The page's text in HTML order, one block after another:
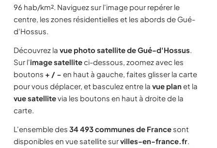
96 hab/km². Naviguez sur l'image pour repérer le
centre, les zones résidentielles et les abords de Gué-
d'Hossus.
Découvrez la vue photo satellite de Gué-d'Hossus.
Sur l'image satelliteci-dessous, zoomez avec les
boutons + / − en haut à gauche, faites glisser la carte
pour vous déplacer, et basculez entre la vue planet la
vue satellitevia les boutons en haut à droite de la
carte.
L'ensemble des 34 493 communes de France sont
disponibles en vue satellite survilles-en-france.fr.